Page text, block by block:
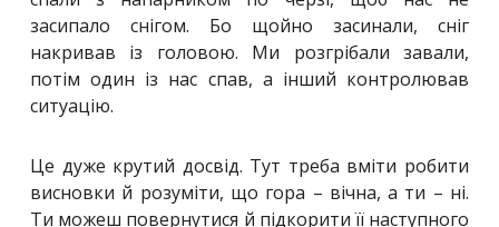
засипало снігом. Бо щойно засинали, сніг
накривав із головою. Ми розгрібали завали,
потім один із нас спав, а інший контролював
ситуацію.
Це дуже крутий досвід. Тут треба вміти робити
висновки й розуміти, що гора – вічна, а ти – ні.
Ти можеш повернутися й підкорити її наступного